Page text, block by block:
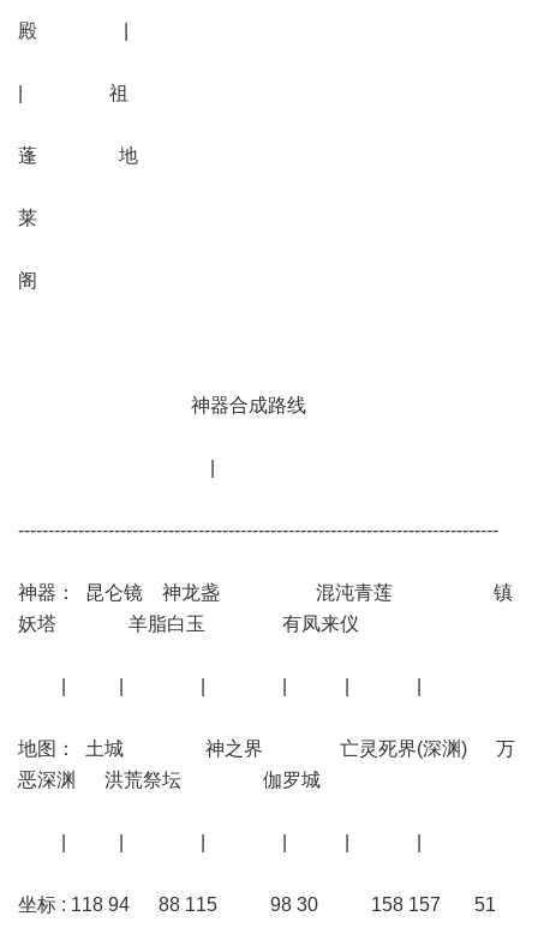
殿 |
| 祖
蓬 地
莱
阁
神器合成路线
--------------------------------------------------------------------------------
神器： 昆仑镜 神龙盏 混沌青莲 镇
妖塔 羊脂白玉 有凤来仪
地图： 土城 神之界 亡灵死界(深渊) 万
恶深渊 洪荒祭坛 伽罗城
坐标 : 118 94 88 115 98 30 158 157 51